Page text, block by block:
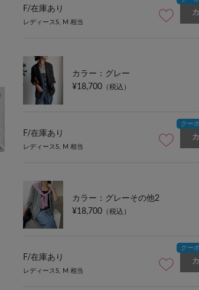
F/在庫あり
レディースS, M 相当
カラー：グレー
¥18,700 （税込）
F/在庫あり
レディースS, M 相当
カラー：グレーその他2
¥18,700 （税込）
F/在庫あり
レディースS, M 相当